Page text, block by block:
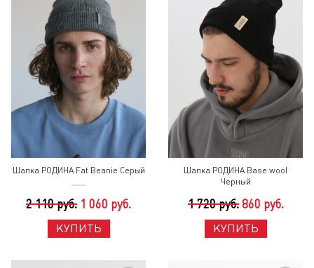
Шапка РОДИНА Fat Beanie Серый
2 110 руб. 1 060 руб.
КУПИТЬ
Шапка РОДИНА Base wool
Черный
1 720 руб. 860 руб.
КУПИТЬ